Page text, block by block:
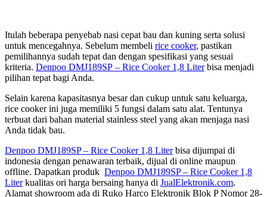
Itulah beberapa penyebab nasi cepat bau dan kuning serta solusi
untuk mencegahnya. Sebelum membeli rice cooker, pastikan
pemilihannya sudah tepat dan dengan spesifikasi yang sesuai
kriteria. Denpoo DMJ189SP – Rice Cooker 1,8 Literbisa menjadi
pilihan tepat bagi Anda.
Selain karena kapasitasnya besar dan cukup untuk satu keluarga,
rice cooker ini juga memiliki 5 fungsi dalam satu alat. Tentunya
terbuat dari bahan material stainless steel yang akan menjaga nasi
Anda tidak bau.
Denpoo DMJ189SP – Rice Cooker 1,8 Literbisa dijumpai di
indonesia dengan penawaran terbaik, dijual di online maupun
offline. Dapatkan produk Denpoo DMJ189SP – Rice Cooker 1,8
Literkualitas ori harga bersaing hanya di JualElektronik.com.
Alamat showroom ada di Ruko Harco Elektronik Blok P Nomor 28-